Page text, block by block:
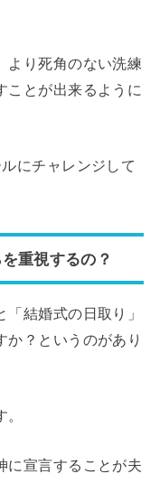
より死角のない洗練
ことが出来るように
にチャレンジして
重視するの？
結婚式の日取り」
か？というのがあり
に宣言することが夫